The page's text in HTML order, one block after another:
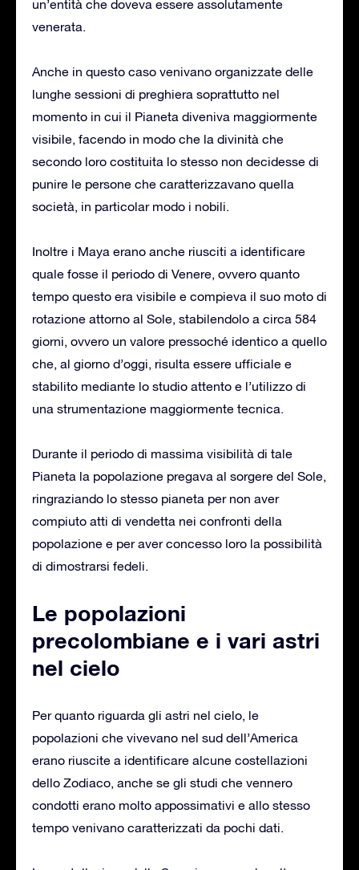
un’entità che doveva essere assolutamente
venerata.
Anche in questo caso venivano organizzate delle
lunghe sessioni di preghiera soprattutto nel
momento in cui il Pianeta diveniva maggiormente
visibile, facendo in modo che la divinità che
secondo loro costituita lo stesso non decidesse di
punire le persone che caratterizzavano quella
società, in particolar modo i nobili.
Inoltre i Maya erano anche riusciti a identificare
quale fosse il periodo di Venere, ovvero quanto
tempo questo era visibile e compieva il suo moto di
rotazione attorno al Sole, stabilendolo a circa 584
giorni, ovvero un valore pressoché identico a quello
che, al giorno d’oggi, risulta essere ufficiale e
stabilito mediante lo studio attento e l’utilizzo di
una strumentazione maggiormente tecnica.
Durante il periodo di massima visibilità di tale
Pianeta la popolazione pregava al sorgere del Sole,
ringraziando lo stesso pianeta per non aver
compiuto atti di vendetta nei confronti della
popolazione e per aver concesso loro la possibilità
di dimostrarsi fedeli.
Le popolazioni
precolombiane e i vari astri
nel cielo
Per quanto riguarda gli astri nel cielo, le
popolazioni che vivevano nel sud dell’America
erano riuscite a identificare alcune costellazioni
dello Zodiaco, anche se gli studi che vennero
condotti erano molto appossimativi e allo stesso
tempo venivano caratterizzati da pochi dati.